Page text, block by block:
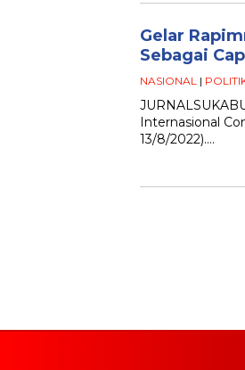
Gelar
Sebagai
NASIONAL |
Internasional
13/8/2022)….